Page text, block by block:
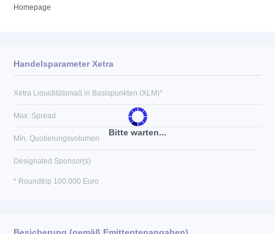
Homepage
Bitte warten...
Handelsparameter Xetra
Xetra Liquiditätsmaß in Basispunkten (XLM)*
Max. Spread
Min. Quotierungsvolumen
Designated Sponsor(s)
* Roundtrip 100.000 Euro